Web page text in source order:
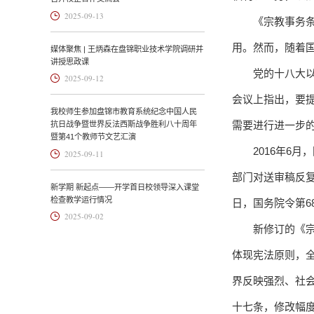
《宗教事务
用。然而，随着
党的十八大
会议上指出，要
需要进行进一步
2016年6月
部门对送审稿反
日，国务院令第
新修订的《
体现宪法原则，
界反映强烈、社
十七条，修改幅
2025-09-13
媒体聚焦 | 王炳森在盘锦职业技术学院调研并
讲授思政课
2025-09-12
我校师生参加盘锦市教育系统纪念中国人民
抗日战争暨世界反法西斯战争胜利八十周年
暨第41个教师节文艺汇演
2025-09-11
新学期 新起点——开学首日校领导深入课堂
检查教学运行情况
2025-09-02